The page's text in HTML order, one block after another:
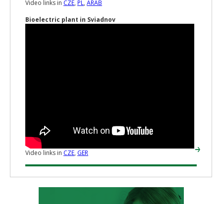
Video links in CZE, PL, ARAB
Bioelectric plant in Sviadnov
Video links in CZE, GER